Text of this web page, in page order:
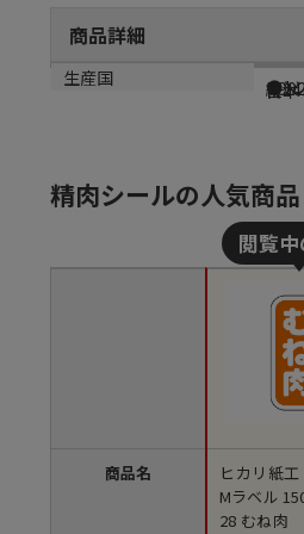
商品詳細
商品説明
●1
メーカー品番
サイズ
縦
生産国
日本
精肉シールの人気商
商品名
ヒカリ紙
Mラベル
28 むね肉